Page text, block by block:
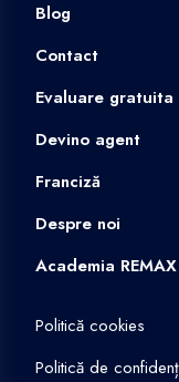
Blog
Contact
Evaluare gratuita
Devino agent
Franciză
Despre noi
Academia REMAX
Politică cookies
Politică de